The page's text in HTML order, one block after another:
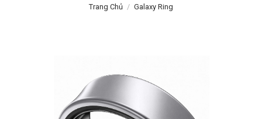
Trang Chủ / Galaxy Ring